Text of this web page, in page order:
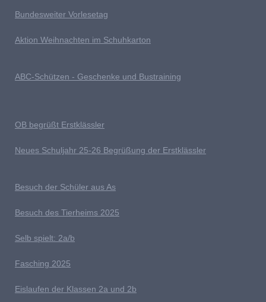
Bundesweiter Vorlesetag
Aktion Weihnachten im Schuhkarton
ABC-Schützen - Geschenke und Bustraining
OB begrüßt Erstklässler
Neues Schuljahr 25-26 Begrüßung der Erstklässler
Besuch der Schüler aus As
Besuch des Tierheims 2025
Selb spielt: 2a/b
Fasching 2025
Eislaufen der Klassen 2a und 2b